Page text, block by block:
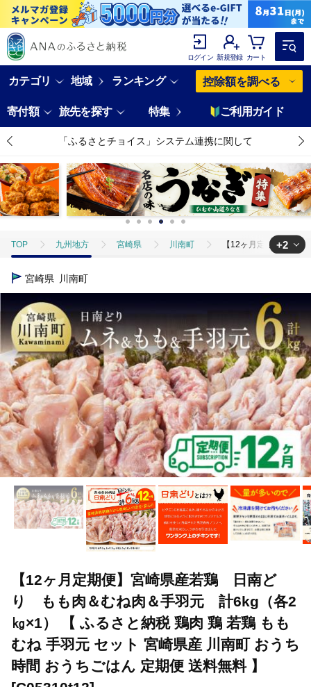
ログイン 新規登録 カート
カテゴリ 地域 ランキング 控除額を調べる
寄付額 旅先を探す 特集 ご利用ガイド
「ふるさとチョイス」システム連携に関して
TOP 九州地方 宮崎県 川南町 【12ヶ月定期便】宮
TOP
+2
宮崎県 川南町
【12ヶ月定期便】宮崎県産若鶏 日南ど
り もも肉＆むね肉＆手羽元 計6kg（各2
㎏×1） 【 ふるさと納税 鶏肉 鶏 若鶏 もも
むね 手羽元 セット 宮崎県産 川南町 おうち
時間 おうちごはん 定期便 送料無料 】